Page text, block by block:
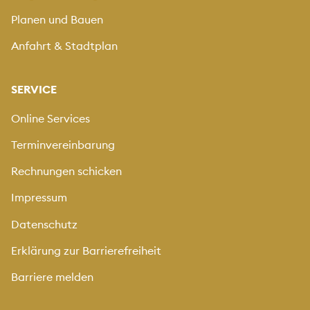
Vorschau
Unterstützt werden folgende Typen: "image/jpeg",
Mit Drag & Drop hinzufügen oder klicken
Vorschau
Planen und Bauen
Anfahrt & Stadtplan
SERVICE
Online Services
Terminvereinbarung
Rechnungen schicken
Impressum
Datenschutz
Erklärung zur Barrierefreiheit
Barriere melden